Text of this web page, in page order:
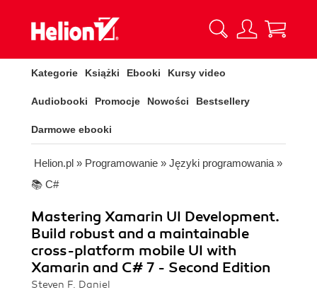
Kategorie Książki Ebooki Kursy video
Audiobooki Promocje Nowości Bestsellery
Darmowe ebooki
Helion.pl » Programowanie » Języki programowania »
📚 C#
Mastering Xamarin UI Development.
Build robust and a maintainable
cross-platform mobile UI with
Xamarin and C# 7 - Second Edition
Steven F. Daniel